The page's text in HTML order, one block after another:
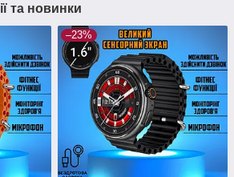
та новинки
–23%